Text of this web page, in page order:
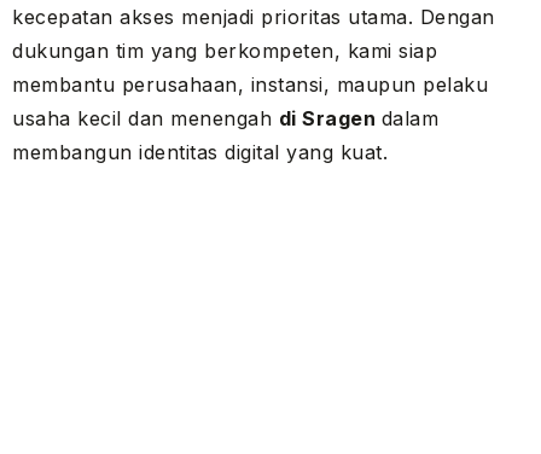
kecepatan akses menjadi prioritas utama. Dengan
dukungan tim yang berkompeten, kami siap
membantu perusahaan, instansi, maupun pelaku
usaha kecil dan menengah di Sragen dalam
membangun identitas digital yang kuat.